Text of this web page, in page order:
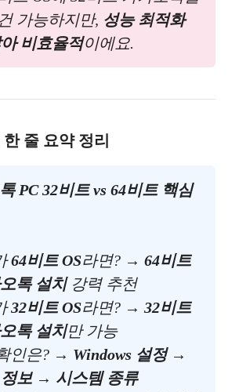
가능하지만, 성능 최적화
비효율적이에요.
줄 요약 정리
PC 32비트 vs 64비트 핵심
64비트 OS라면? →64비트
톡 설치강력 추천
32비트 OS라면? →32비트
톡 설치만 가능
인은? → Windows 설정 →
보 → 시스템 종류